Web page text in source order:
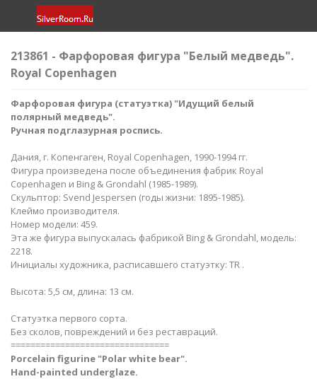
213861 - Фарфоровая фигура "Белый медведь".
Royal Copenhagen
Фарфоровая фигура (статуэтка) "Идущий белый
полярный медведь".
Ручная подглазурная роспись.
Дания, г. Копенгаген, Royal Copenhagen, 1990-1994 гг.
Фигура произведена после объединения фабрик Royal
Copenhagen и Bing & Grondahl (1985-1989).
Скульптор: Svend Jespersen (годы жизни: 1895-1985).
Клеймо производителя.
Номер модели: 459.
Эта же фигура выпускалась фабрикой Bing & Grondahl, модель:
2218.
Инициалы художника, расписавшего статуэтку: TR .
Высота: 5,5 см, длина: 13 см.
Статуэтка первого сорта.
Без сколов, повреждений и без реставраций.
================================
Porcelain figurine "Polar white​ bear".
Hand-painted underglaze.